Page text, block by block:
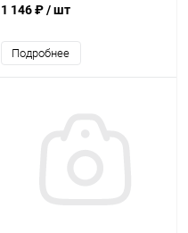
100мм (4*2)
1 146 ₽/ шт
Подробнее